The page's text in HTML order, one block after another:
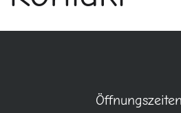
Öffnungszeiten